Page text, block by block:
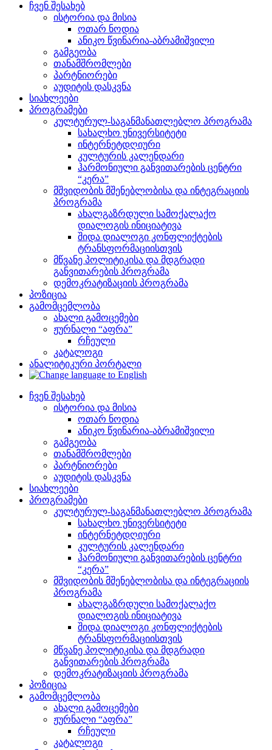
ჩვენ შესახებ
ისტორია და მისია
ოთარ ნოდია
ანიკო წვინარია-აბრამიშვილი
გამგეობა
თანამშრომლები
პარტნიორები
აუდიტის დასკვნა
სიახლეები
პროგრამები
კულტურულ-საგანმანათლებლო პროგრამა
სახალხო უნივერსიტეტი
ინტერნეტდღიური
კულტურის კალენდარი
ჰარმონიული განვითარების ცენტრი
“კერა”
მშვიდობის მშენებლობისა და ინტეგრაციის
პროგრამა
ახალგაზრდული სამოქალაქო
დიალოგის ინიციატივა
შიდა დიალოგი კონფლიქტების
ტრანსფორმაციისთვის
მწვანე პოლიტიკისა და მდგრადი
განვითარების პროგრამა
დემოკრატიზაციის პროგრამა
პოზიცია
გამომცემლობა
ახალი გამოცემები
ჟურნალი “აფრა”
რჩეული
კატალოგი
ანალიტიკური პორტალი
ჩვენ შესახებ
ისტორია და მისია
ოთარ ნოდია
ანიკო წვინარია-აბრამიშვილი
გამგეობა
თანამშრომლები
პარტნიორები
აუდიტის დასკვნა
სიახლეები
პროგრამები
კულტურულ-საგანმანათლებლო პროგრამა
სახალხო უნივერსიტეტი
ინტერნეტდღიური
კულტურის კალენდარი
ჰარმონიული განვითარების ცენტრი
“კერა”
მშვიდობის მშენებლობისა და ინტეგრაციის
პროგრამა
ახალგაზრდული სამოქალაქო
დიალოგის ინიციატივა
შიდა დიალოგი კონფლიქტების
ტრანსფორმაციისთვის
მწვანე პოლიტიკისა და მდგრადი
განვითარების პროგრამა
დემოკრატიზაციის პროგრამა
პოზიცია
გამომცემლობა
ახალი გამოცემები
ჟურნალი “აფრა”
რჩეული
კატალოგი